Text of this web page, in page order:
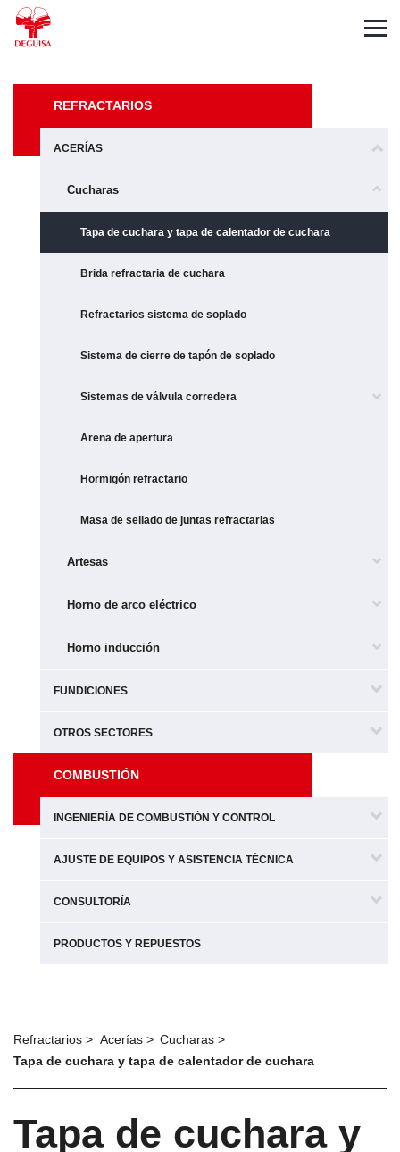
REFRACTARIOS
ACERÍAS
Cucharas
Tapa de cuchara y tapa de calentador de cuchara
Brida refractaria de cuchara
Refractarios sistema de soplado
Sistema de cierre de tapón de soplado
Sistemas de válvula corredera
Arena de apertura
Hormigón refractario
Masa de sellado de juntas refractarias
Artesas
Horno de arco eléctrico
Horno inducción
FUNDICIONES
OTROS SECTORES
COMBUSTIÓN
INGENIERÍA DE COMBUSTIÓN Y CONTROL
AJUSTE DE EQUIPOS Y ASISTENCIA TÉCNICA
CONSULTORÍA
PRODUCTOS Y REPUESTOS
Refractarios Acerías
Cucharas
Tapa de cuchara y tapa de calentador de cuchara
Tapa de cuchara y